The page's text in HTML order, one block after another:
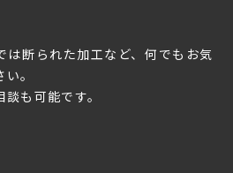
は断られた加工など、何でもお気
。
も可能です。